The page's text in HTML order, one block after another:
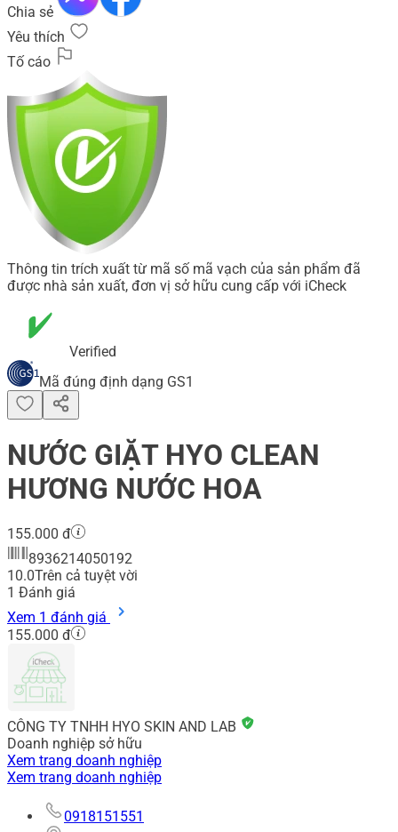
Chia sẻ
Yêu thích
Tố cáo
Thông tin trích xuất từ mã số mã vạch của sản phẩm đã
được nhà sản xuất, đơn vị sở hữu cung cấp với iCheck
Verified
Mã đúng định dạng GS1
NƯỚC GIẶT HYO CLEAN
HƯƠNG NƯỚC HOA
155.000 đ
8936214050192
10.0Trên cả tuyệt vời
1 Đánh giá
Xem 1 đánh giá
155.000 đ
CÔNG TY TNHH HYO SKIN AND LAB
Doanh nghiệp sở hữu
Xem trang doanh nghiệp
Xem trang doanh nghiệp
0918151551